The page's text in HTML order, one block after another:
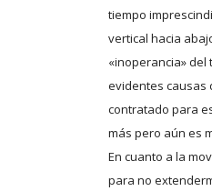
tiempo
vertical hacia
«inoperancia»
evidentes causas
contratado para
más pero aún es
En cuanto a la
para no